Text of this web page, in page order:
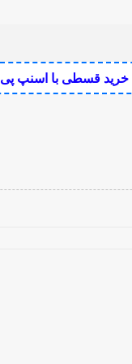
خرید قسطی با اسنپ پی